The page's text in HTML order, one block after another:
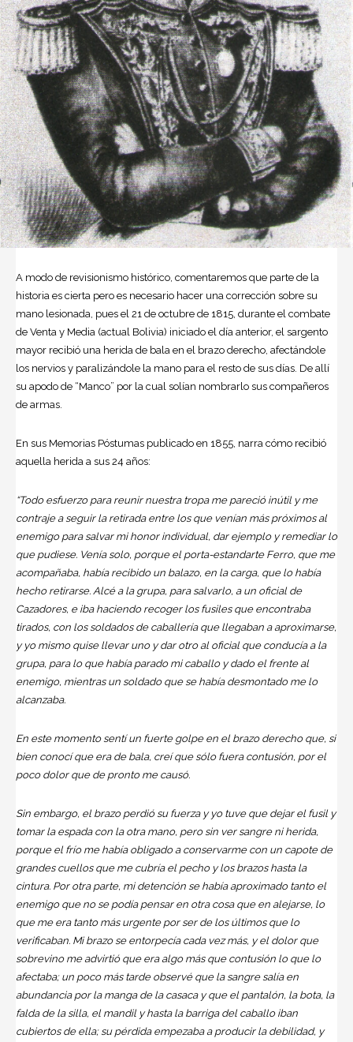
A modo de revisionismo histórico, comentaremos que parte de la
historia es cierta pero es necesario hacer una corrección sobre su
mano lesionada, pues el 21 de octubre de 1815, durante el combate
de Venta y Media (actual Bolivia) iniciado el día anterior, el sargento
mayor recibió una herida de bala en el brazo derecho, afectándole
los nervios y paralizándole la mano para el resto de sus días. De allí
su apodo de “Manco” por la cual solían nombrarlo sus compañeros
de armas.
En sus Memorias Póstumas publicado en 1855, narra cómo recibió
aquella herida a sus 24 años:
“Todo esfuerzo para reunir nuestra tropa me pareció inútil y me
contraje a seguir la retirada entre los que venían más próximos al
enemigo para salvar mi honor individual, dar ejemplo y remediar lo
que pudiese. Venía solo, porque el porta-estandarte Ferro, que me
acompañaba, había recibido un balazo, en la carga, que lo había
hecho retirarse. Alcé a la grupa, para salvarlo, a un oficial de
Cazadores, e iba haciendo recoger los fusiles que encontraba
tirados, con los soldados de caballería que llegaban a aproximarse,
y yo mismo quise llevar uno y dar otro al oficial que conducía a la
grupa, para lo que había parado mi caballo y dado el frente al
enemigo, mientras un soldado que se había desmontado me lo
alcanzaba.
En este momento sentí un fuerte golpe en el brazo derecho que, si
bien conocí que era de bala, creí que sólo fuera contusión, por el
poco dolor que de pronto me causó.
Sin embargo, el brazo perdió su fuerza y yo tuve que dejar el fusil y
tomar la espada con la otra mano, pero sin ver sangre ni herida,
porque el frío me había obligado a conservarme con un capote de
grandes cuellos que me cubría el pecho y los brazos hasta la
cintura. Por otra parte, mi detención se había aproximado tanto el
enemigo que no se podía pensar en otra cosa que en alejarse, lo
que me era tanto más urgente por ser de los últimos que lo
verificaban. Mi brazo se entorpecía cada vez más, y el dolor que
sobrevino me advirtió que era algo más que contusión lo que lo
afectaba; un poco más tarde observé que la sangre salía en
abundancia por la manga de la casaca y que el pantalón, la bota, la
falda de la silla, el mandil y hasta la barriga del caballo iban
cubiertos de ella; su pérdida empezaba a producir la debilidad, y